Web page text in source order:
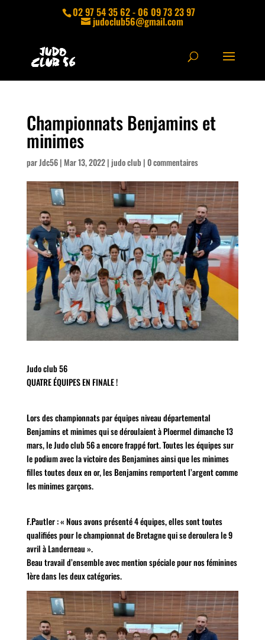
02 97 54 35 62 - 06 09 73 23 97
judoclub56@gmail.com
Championnats Benjamins et
minimes
parJdc56| Mar 13, 2022| judo club |0 commentaires
Judo club 56
QUATRE ÉQUIPES EN FINALE !
Lors des championnats par équipes niveau départemental
Benjamins et minimes qui se déroulaient à Ploermel dimanche 13
mars, le Judo club 56 a encore frappé fort. Toutes les équipes sur
le podium avec la victoire des Benjamines ainsi que les minimes
filles toutes deux en or, les Benjamins remportent l’argent comme
les minimes garçons.
F.Pautler : « Nous avons présenté 4 équipes, elles sont toutes
qualifiées pour le championnat de Bretagne qui se deroulera le 9
avril à Landerneau ».
Beau travail d’ensemble avec mention spéciale pour nos féminines
1ère dans les deux catégories.